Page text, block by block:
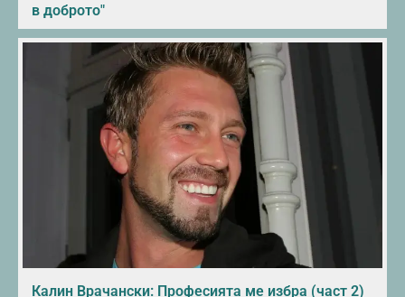
в доброто"
Калин Врачански: Професията ме избра (част 2)